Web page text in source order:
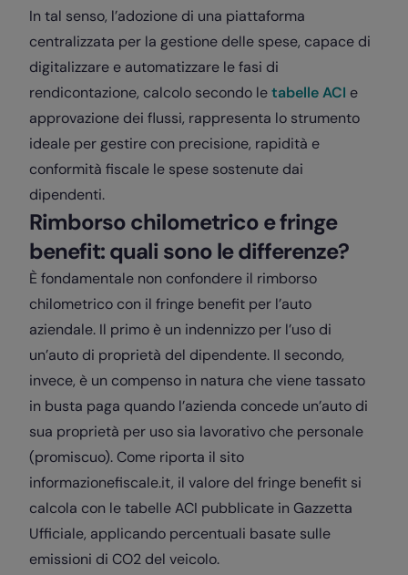
In tal senso, l’adozione di una piattaforma
centralizzata per la gestione delle spese, capace di
digitalizzare e automatizzare le fasi di
rendicontazione, calcolo secondo letabelle ACI e
approvazione dei flussi, rappresenta lo strumento
ideale per gestire con precisione, rapidità e
conformità fiscale le spese sostenute dai
dipendenti.
Rimborso chilometrico e fringe
benefit: quali sono le differenze?
È fondamentale non confondere il rimborso
chilometrico con il fringe benefit per l’auto
aziendale. Il primo è un indennizzo per l’uso di
un’auto di proprietà del dipendente. Il secondo,
invece, è un compenso in natura che viene tassato
in busta paga quando l’azienda concede un’auto di
sua proprietà per uso sia lavorativo che personale
(promiscuo). Come riporta il sito
informazionefiscale.it, il valore del fringe benefit si
calcola con le tabelle ACI pubblicate in Gazzetta
Ufficiale, applicando percentuali basate sulle
emissioni di CO2 del veicolo.